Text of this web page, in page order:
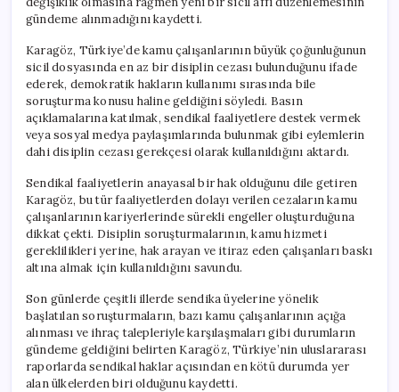
gündeme alınmadığını kaydetti.
Karagöz, Türkiye’de kamu çalışanlarının büyük çoğunluğunun
sicil dosyasında en az bir disiplin cezası bulunduğunu ifade
ederek, demokratik hakların kullanımı sırasında bile
soruşturma konusu haline geldiğini söyledi. Basın
açıklamalarına katılmak, sendikal faaliyetlere destek vermek
veya sosyal medya paylaşımlarında bulunmak gibi eylemlerin
dahi disiplin cezası gerekçesi olarak kullanıldığını aktardı.
Sendikal faaliyetlerin anayasal bir hak olduğunu dile getiren
Karagöz, bu tür faaliyetlerden dolayı verilen cezaların kamu
çalışanlarının kariyerlerinde sürekli engeller oluşturduğuna
dikkat çekti. Disiplin soruşturmalarının, kamu hizmeti
gereklilikleri yerine, hak arayan ve itiraz eden çalışanları baskı
altına almak için kullanıldığını savundu.
Son günlerde çeşitli illerde sendika üyelerine yönelik
başlatılan soruşturmaların, bazı kamu çalışanlarının açığa
alınması ve ihraç talepleriyle karşılaşmaları gibi durumların
gündeme geldiğini belirten Karagöz, Türkiye’nin uluslararası
raporlarda sendikal haklar açısından en kötü durumda yer
alan ülkelerden biri olduğunu kaydetti.